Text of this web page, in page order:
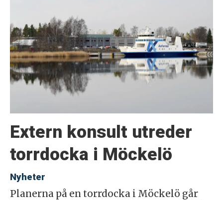
Extern konsult utreder
torrdocka i Möckelö
Nyheter
Planerna på en torrdocka i Möckelö går